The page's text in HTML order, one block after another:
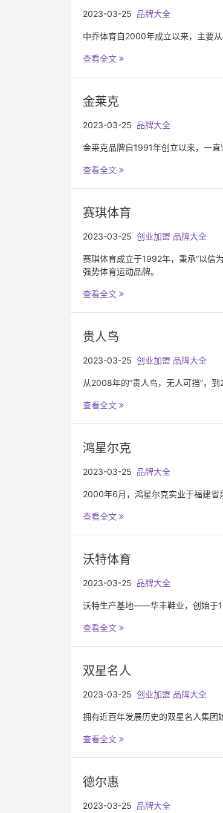
2023-03-25 品牌大全
中乔体育自2000年成立以来，主要
查看全文
金莱克
2023-03-25 品牌大全
金莱克品牌自1991年创立以来，一直
查看全文
赛琪体育
2023-03-25 创业加盟 品牌大全
赛琪体育成立于1992年，秉承“以信
强势体育运动品牌。
查看全文
贵人鸟
2023-03-25 创业加盟 品牌大全
从2008年的“贵人鸟，无人可挡”，到
查看全文
鸿星尔克
2023-03-25 品牌大全
2000年6月，鸿星尔克实业于福建省
查看全文
沃特体育
2023-03-25 品牌大全
沃特生产基地——华丰鞋业，创始于
查看全文
双星名人
2023-03-25 创业加盟 品牌大全
拥有近百年发展历史的双星名人集团
查看全文
德尔惠
2023-03-25 品牌大全